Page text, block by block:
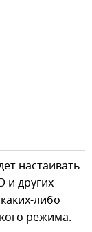
настаивать
и других
либо
режима.